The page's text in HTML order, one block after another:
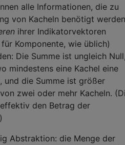
alle Informationen, die zu
von Kacheln benötigt
ihrer Indikatorvektoren
Komponente, wie üblich)
Die Summe ist ungleich
mindestens eine Kachel eine
und die Summe ist größer
zwei oder mehr Kacheln.
den Betrag der
Abstraktion: die Menge der